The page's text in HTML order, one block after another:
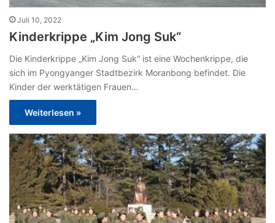
Juli 10, 2022
Kinderkrippe „Kim Jong Suk“
Die Kinderkrippe „Kim Jong Suk“ ist eine Wochenkrippe, die
sich im Pyongyanger Stadtbezirk Moranbong befindet. Die
Kinder der werktätigen Frauen…
Weiterlesen »